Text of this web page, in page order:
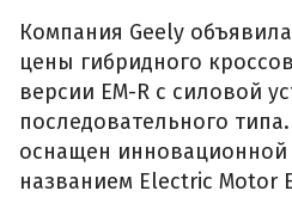
Компания Geely
цены гибридного
версии EM-R с силовой
последовательного
оснащен инновационной
названием Electric Motor